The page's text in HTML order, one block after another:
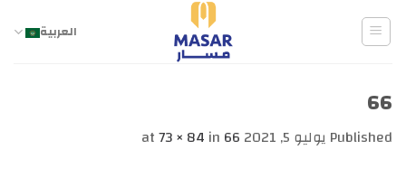
Skip
content
العربية
66
Published يوليو 5, 2021 73 × 84 in 66